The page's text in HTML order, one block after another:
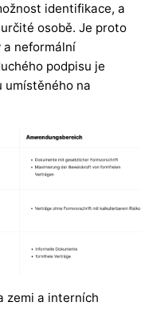
identifikace, a
osobě. Je proto
a neformální
podpisu je
umístěného na
zemi a interních